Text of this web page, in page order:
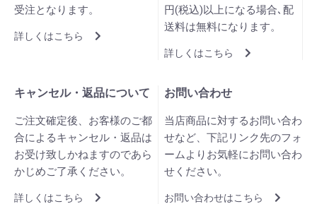
受注となります。
詳しくはこちら
円(税込)以上になる場合､配
送料は無料になります。
詳しくはこちら
キャンセル・返品について
ご注文確定後、お客様のご都
合によるキャンセル・返品は
お受け致しかねますのであら
かじめご了承ください。
詳しくはこちら
お問い合わせ
当店商品に対するお問い合わ
せなど、下記リンク先のフォ
ームよりお気軽にお問い合わ
せください。
お問い合わせはこちら